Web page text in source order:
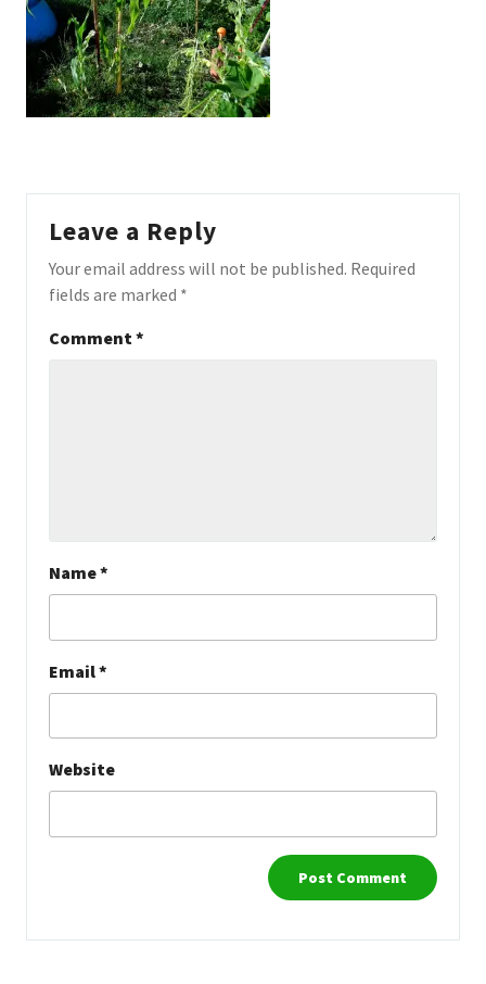
Leave a Reply
Your email address will not be published. Required
fields are marked *
Comment*
Name*
Email*
Website